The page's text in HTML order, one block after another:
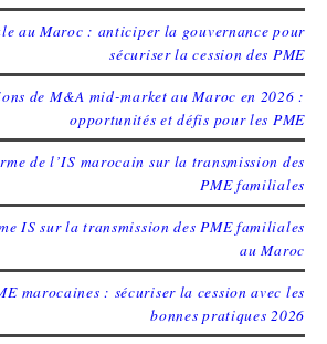
au Maroc : anticiper la gouvernance pour
sécuriser la cession des PME
de M&A mid-market au Maroc en 2026 :
opportunités et défis pour les PME
de l’IS marocain sur la transmission des
PME familiales
IS sur la transmission des PME familiales
au Maroc
marocaines : sécuriser la cession avec les
bonnes pratiques 2026